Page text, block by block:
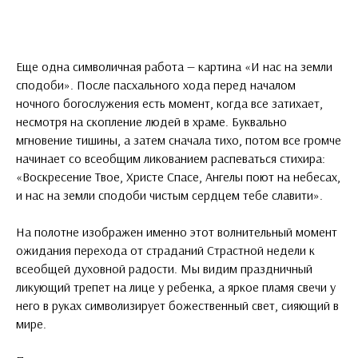
Еще одна символичная работа — картина «И нас на земли
сподоби». После пасхального хода перед началом
ночного богослужения есть момент, когда все затихает,
несмотря на скопление людей в храме. Буквально
мгновение тишины, а затем сначала тихо, потом все громче
начинает со всеобщим ликованием распеваться стихира:
«Воскресение Твое, Христе Спасе, Ангелы поют на небесах,
и нас на земли сподоби чистым сердцем тебе славити».
На полотне изображен именно этот волнительный момент
ожидания перехода от страданий Страстной недели к
всеобщей духовной радости. Мы видим праздничный
ликующий трепет на лице у ребенка, а яркое пламя свечи у
него в руках символизирует божественный свет, сияющий в
мире.